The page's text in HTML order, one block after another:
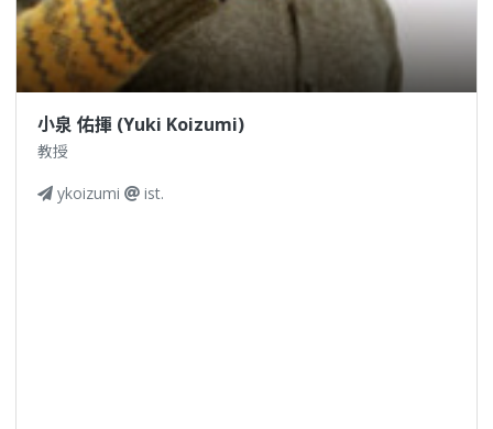
小泉 佑揮 (Yuki Koizumi)
教授
ykoizumi
ist.